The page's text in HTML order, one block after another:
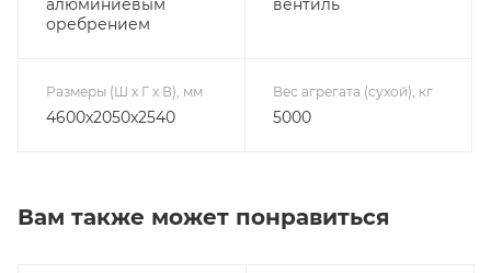
алюминиевым
оребрением
вентиль
Размеры (Ш х Г х В), мм
4600x2050x2540
Вес агрегата (сухой), кг
5000
Вам также может понравиться